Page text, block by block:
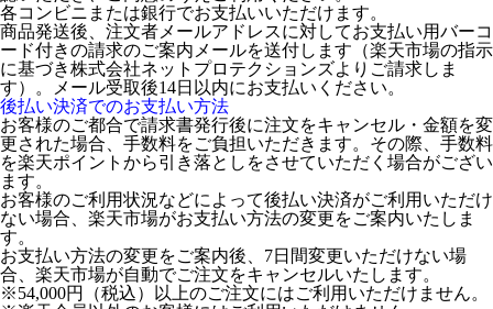
各コンビニまたは銀行でお支払いいただけます。
商品発送後、注文者メールアドレスに対してお支払い用バーコ
ード付きの請求のご案内メールを送付します（楽天市場の指示
に基づき株式会社ネットプロテクションズよりご請求しま
す）。メール受取後14日以内にお支払いください。
後払い決済でのお支払い方法
お客様のご都合で請求書発行後に注文をキャンセル・金額を変
更された場合、手数料をご負担いただきます。その際、手数料
を楽天ポイントから引き落としをさせていただく場合がござい
ます。
お客様のご利用状況などによって後払い決済がご利用いただけ
ない場合、楽天市場がお支払い方法の変更をご案内いたしま
す。
お支払い方法の変更をご案内後、7日間変更いただけない場
合、楽天市場が自動でご注文をキャンセルいたします。
※54,000円（税込）以上のご注文にはご利用いただけません。